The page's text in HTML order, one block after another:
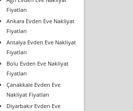
Fiyatları
Ankara Evden Eve Nakliyat
Fiyatları
Antalya Evden Eve Nakliyat
Fiyatları
Bolu Evden Eve Nakliyat
Fiyatları
Çanakkale Evden Eve
Nakliyat Fiyatları
Diyarbakır Evden Eve